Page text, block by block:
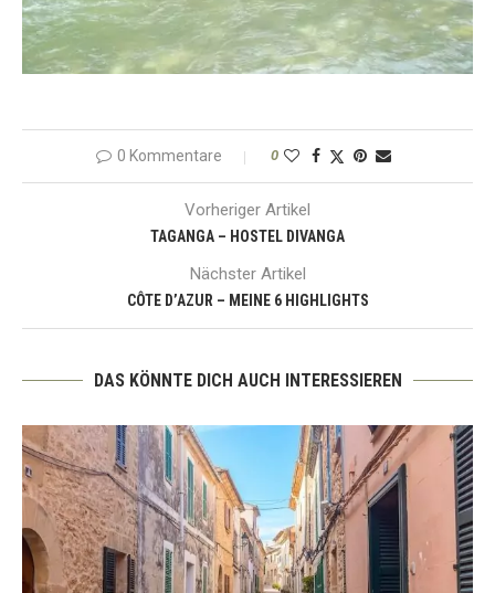
0 Kommentare 0
Vorheriger Artikel
TAGANGA – HOSTEL DIVANGA
Nächster Artikel
CÔTE D’AZUR – MEINE 6 HIGHLIGHTS
DAS KÖNNTE DICH AUCH INTERESSIEREN